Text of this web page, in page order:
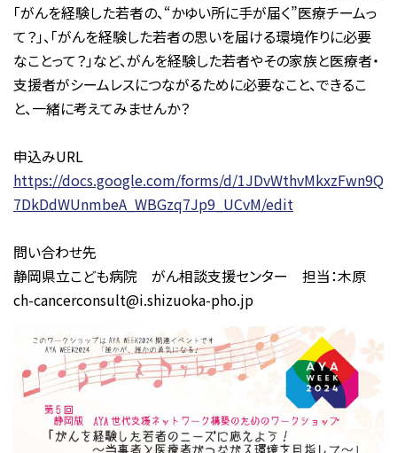
「がんを経験した若者の、“かゆい所に手が届く”医療チームっ
て？」、「がんを経験した若者の思いを届ける環境作りに必要
なことって？」など、がんを経験した若者やその家族と医療者・
支援者がシームレスにつながるために必要なこと、できるこ
と、一緒に考えてみませんか？
申込みURL
https://docs.google.com/forms/d/1JDvWthvMkxzFwn9Q
7DkDdWUnmbeA_WBGzq7Jp9_UCvM/edit
問い合わせ先
静岡県立こども病院 がん相談支援センター 担当：木原
ch-cancerconsult@i.shizuoka-pho.jp